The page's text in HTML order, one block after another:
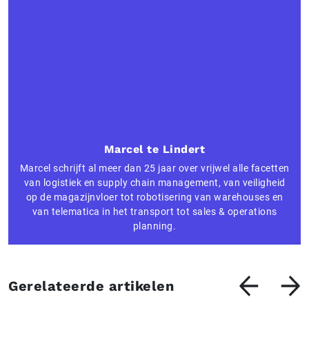
Marcel te Lindert
Marcel schrijft al meer dan 25 jaar over vrijwel alle facetten
van logistiek en supply chain management, van veiligheid
op de magazijnvloer tot robotisering van warehouses en
van telematica in het transport tot sales & operations
planning.
Gerelateerde artikelen